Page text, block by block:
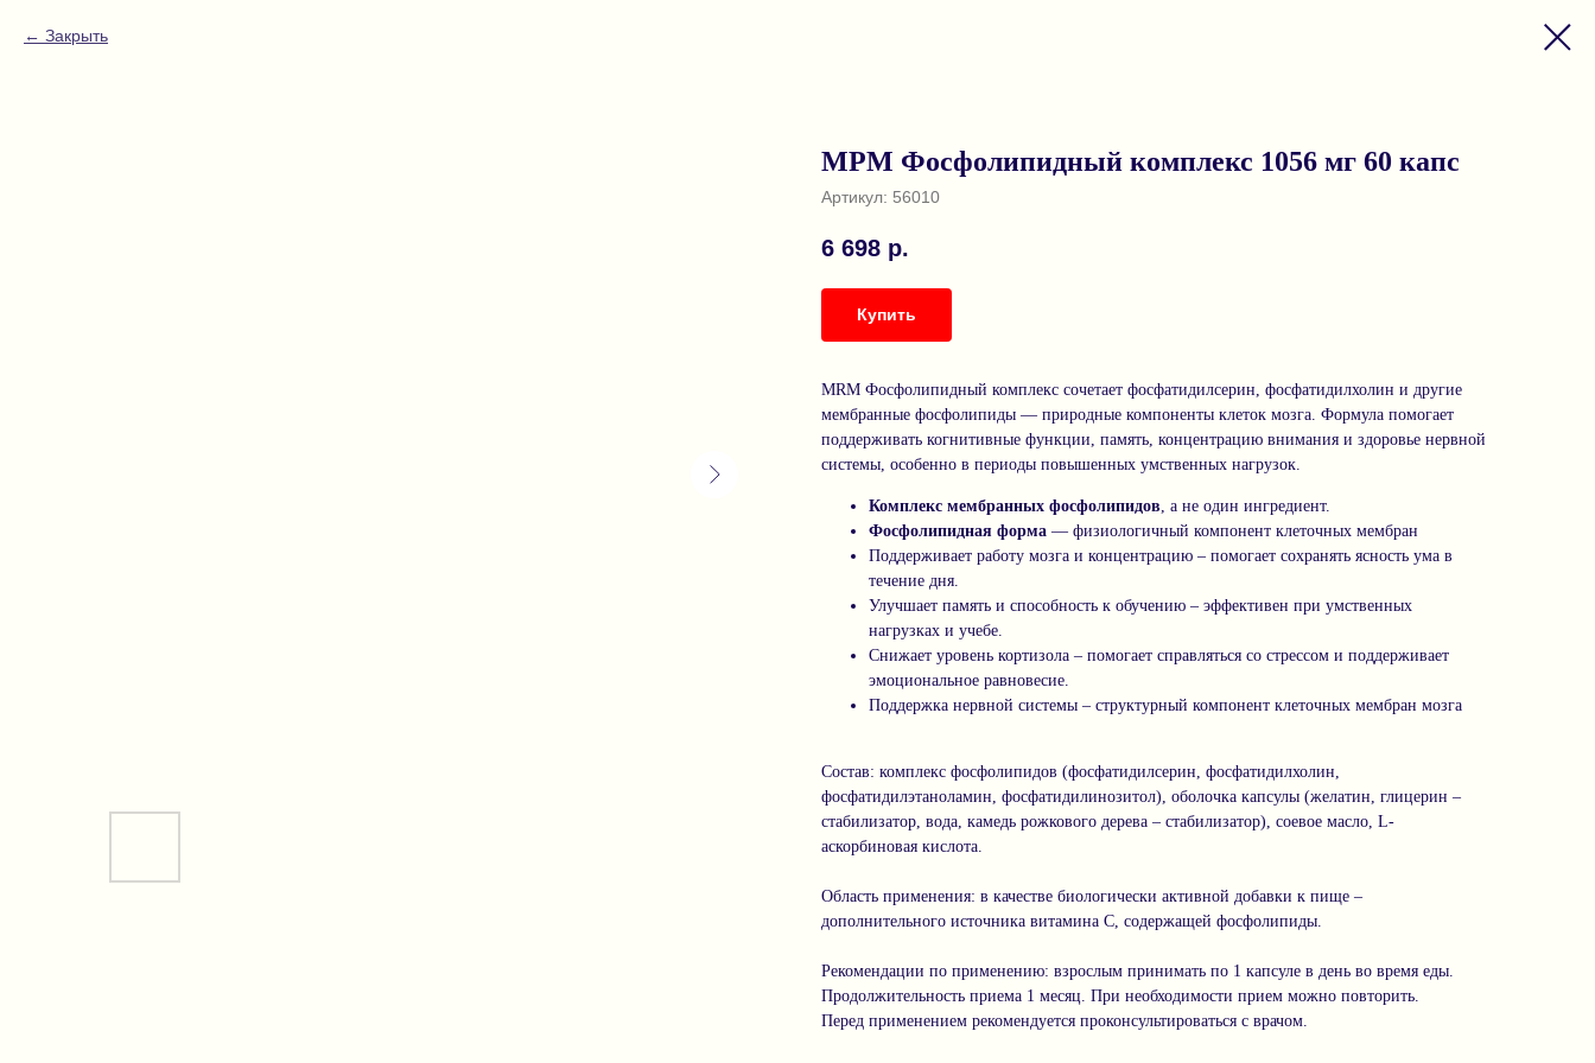
Закрыть
МРМ Фосфолипидный комплекс 1056 мг 60 капс
Артикул: 56010
6 698 р.
Купить
MRM Фосфолипидный комплекс сочетает фосфатидилсерин, фосфатидилхолин и другие
мембранные фосфолипиды — природные компоненты клеток мозга. Формула помогает
поддерживать когнитивные функции, память, концентрацию внимания и здоровье нервной
системы, особенно в периоды повышенных умственных нагрузок.
Комплекс мембранных фосфолипидов , а не один ингредиент.
Фосфолипидная форма — физиологичный компонент клеточных мембран
Поддерживает работу мозга и концентрацию – помогает сохранять ясность ума в
течение дня.
Улучшает память и способность к обучению – эффективен при умственных
нагрузках и учебе.
Снижает уровень кортизола – помогает справляться со стрессом и поддерживает
эмоциональное равновесие.
Поддержка нервной системы – структурный компонент клеточных мембран мозга
Состав: комплекс фосфолипидов (фосфатидилсерин, фосфатидилхолин,
фосфатидилэтаноламин, фосфатидилинозитол), оболочка капсулы (желатин, глицерин –
стабилизатор, вода, камедь рожкового дерева – стабилизатор), соевое масло, L-
аскорбиновая кислота.
Область применения: в качестве биологически активной добавки к пище –
дополнительного источника витамина С, содержащей фосфолипиды.
Рекомендации по применению: взрослым принимать по 1 капсуле в день во время еды.
Продолжительность приема 1 месяц. При необходимости прием можно повторить.
Перед применением рекомендуется проконсультироваться с врачом.